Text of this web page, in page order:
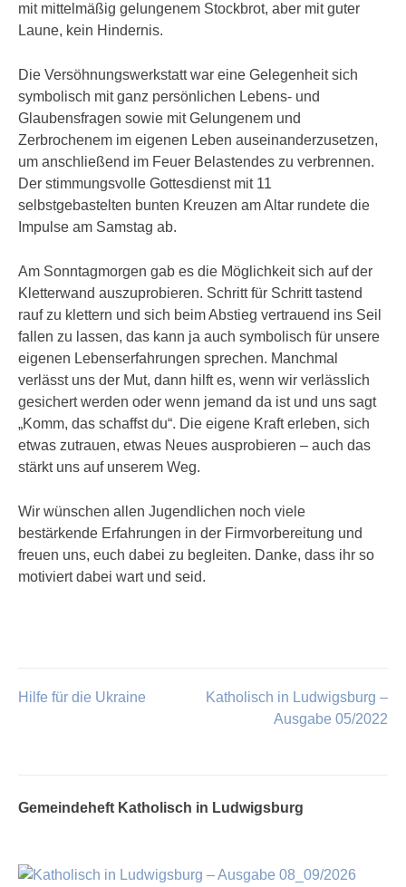
mit mittelmäßig gelungenem Stockbrot, aber mit guter
Laune, kein Hindernis.
Die Versöhnungswerkstatt war eine Gelegenheit sich
symbolisch mit ganz persönlichen Lebens- und
Glaubensfragen sowie mit Gelungenem und
Zerbrochenem im eigenen Leben auseinanderzusetzen,
um anschließend im Feuer Belastendes zu verbrennen.
Der stimmungsvolle Gottesdienst mit 11
selbstgebastelten bunten Kreuzen am Altar rundete die
Impulse am Samstag ab.
Am Sonntagmorgen gab es die Möglichkeit sich auf der
Kletterwand auszuprobieren. Schritt für Schritt tastend
rauf zu klettern und sich beim Abstieg vertrauend ins Seil
fallen zu lassen, das kann ja auch symbolisch für unsere
eigenen Lebenserfahrungen sprechen. Manchmal
verlässt uns der Mut, dann hilft es, wenn wir verlässlich
gesichert werden oder wenn jemand da ist und uns sagt
„Komm, das schaffst du“. Die eigene Kraft erleben, sich
etwas zutrauen, etwas Neues ausprobieren – auch das
stärkt uns auf unserem Weg.
Wir wünschen allen Jugendlichen noch viele
bestärkende Erfahrungen in der Firmvorbereitung und
freuen uns, euch dabei zu begleiten. Danke, dass ihr so
motiviert dabei wart und seid.
Beitragsnavigation
Hilfe für die Ukraine
Katholisch in Ludwigsburg –
Ausgabe 05/2022
Gemeindeheft Katholisch in Ludwigsburg